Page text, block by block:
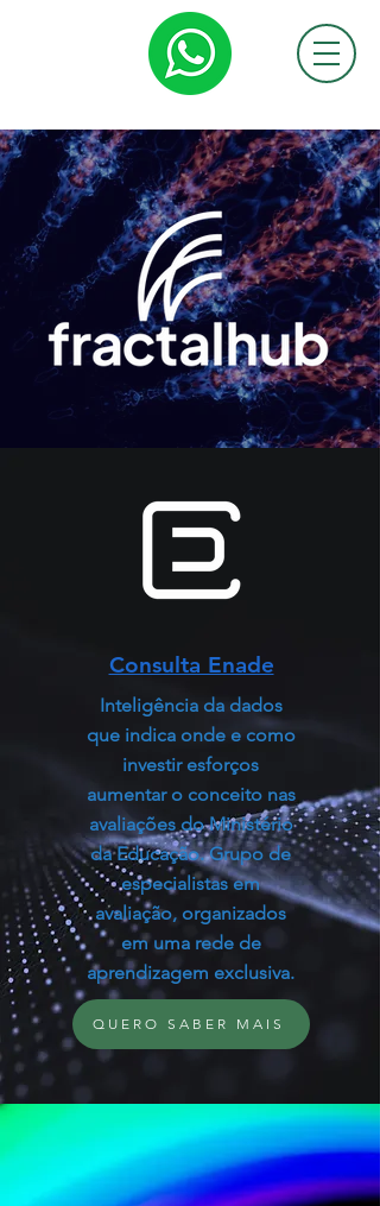
Consulta Enade
Inteligência da dados
que indica onde e como
investir esforços
aumentar o conceito nas
avaliações do Ministério
da Educação. Grupo de
especialistas em
avaliação, organizados
em uma rede de
aprendizagem exclusiva.
QUERO SABER MAIS